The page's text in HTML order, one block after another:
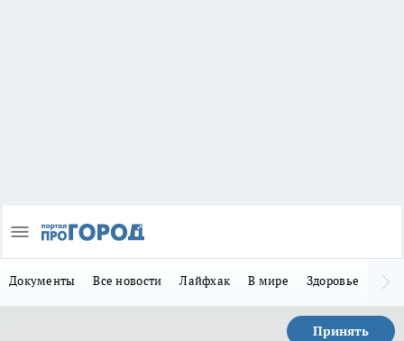
Документы Все новости Лайфхак В мире Здоровье
Принять